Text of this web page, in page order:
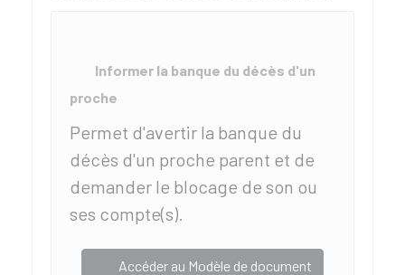
Informer la banque du décès d'un
proche
Permet d'avertir la banque du
décès d'un proche parent et de
demander le blocage de son ou
ses compte(s).
Accéder au Modèle de document